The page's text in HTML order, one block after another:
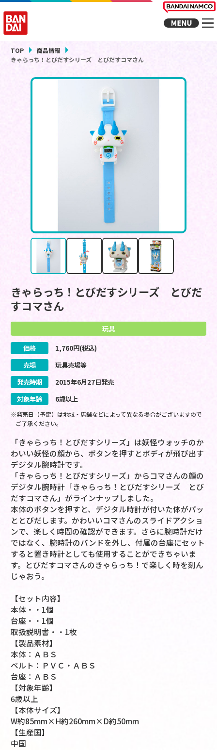
TOP
商品情報
きゃらっち！とびだすシリーズ とびだすコマさん
きゃらっち！とびだすシリーズ とびだ
すコマさん
玩具
価格 1,760円(税込)
売場
玩具売場等
発売時期
2015年6月27日発売
対象年齢
6歳以上
※発売日（予定）は地域・店舗などによって異なる場合がございますので
ご了承ください。
「きゃらっち！とびだすシリーズ」は妖怪ウォッチのか
わいい妖怪の顔から、ボタンを押すとボディが飛び出す
デジタル腕時計です。
「きゃらっち！とびだすシリーズ」からコマさんの顔の
デジタル腕時計「きゃらっち！とびだすシリーズ とび
だすコマさん」がラインナップしました。
本体のボタンを押すと、デジタル時計が付いた体がパッ
ととびだします。かわいいコマさんのスライドアクショ
ンで、楽しく時間の確認ができます。さらに腕時計だけ
ではなく、腕時計のバンドを外し、付属の台座にセット
すると置き時計としても使用することができちゃいま
す。とびだすコマさんのきゃらっち！で楽しく時を刻ん
じゃおう。
【セット内容】
本体・・1個
台座・・1個
取扱説明書・・1枚
【製品素材】
本体：ＡＢＳ
ベルト：ＰＶＣ・ＡＢＳ
台座：ＡＢＳ
【対象年齢】
6歳以上
【本体サイズ】
W約85mm×H約260mm×D約50mm
【生産国】
中国